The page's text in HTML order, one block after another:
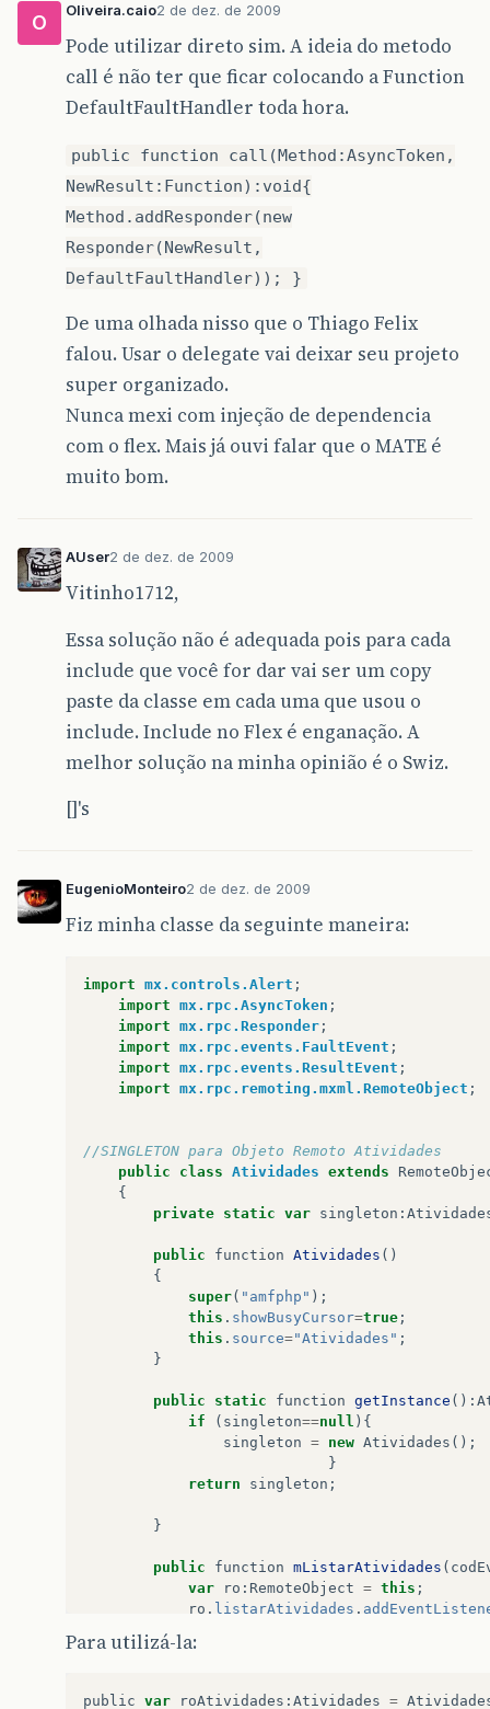
O
Oliveira.caio2 de dez. de 2009
Pode utilizar direto sim. A ideia do metodo
call é não ter que ficar colocando a Function
DefaultFaultHandler toda hora.
public function call(Method:AsyncToken,
NewResult:Function):void{
Method.addResponder(new
Responder(NewResult,
DefaultFaultHandler)); }
De uma olhada nisso que o Thiago Felix
falou. Usar o delegate vai deixar seu projeto
super organizado.
Nunca mexi com injeção de dependencia
com o flex. Mais já ouvi falar que o MATE é
muito bom.
AUser2 de dez. de 2009
Vitinho1712,
Essa solução não é adequada pois para cada
include que você for dar vai ser um copy
paste da classe em cada uma que usou o
include. Include no Flex é enganação. A
melhor solução na minha opinião é o Swiz.
[]'s
EugenioMonteiro2 de dez. de 2009
Fiz minha classe da seguinte maneira:
import mx.controls.Alert ;
import mx.rpc.AsyncToken ;
import mx.rpc.Responder ;
import mx.rpc.events.FaultEvent ;
import mx.rpc.events.ResultEvent ;
import mx.rpc.remoting.mxml.RemoteObject ;
//SINGLETON para Objeto Remoto Atividades
public
class Atividades extends
{
private static var singleton :
public function Atividades ()
{
super( "amfphp" );
this . showBusyCursor=true ;
this . source="Atividades" ;
}
public static function getInstance ():
if
( singleton==null ){
singleton = new Atividades ();
}
return
singleton ;
}
public function mListarAtividades (
var
ro : RemoteObject = this ;
ro . listarAtividades .
ro
Para utilizá-la:
public var roAtividades : Atividades =